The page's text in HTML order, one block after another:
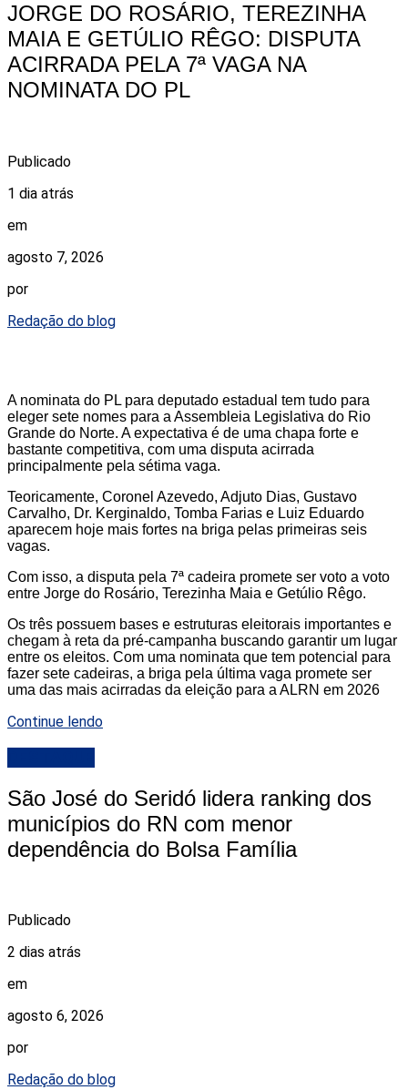
JORGE DO ROSÁRIO, TEREZINHA
MAIA E GETÚLIO RÊGO: DISPUTA
ACIRRADA PELA 7ª VAGA NA
NOMINATA DO PL
Publicado
1 dia atrás
em
agosto 7, 2026
por
Redação do blog
A nominata do PL para deputado estadual tem tudo para
eleger sete nomes para a Assembleia Legislativa do Rio
Grande do Norte. A expectativa é de uma chapa forte e
bastante competitiva, com uma disputa acirrada
principalmente pela sétima vaga.
Teoricamente, Coronel Azevedo, Adjuto Dias, Gustavo
Carvalho, Dr. Kerginaldo, Tomba Farias e Luiz Eduardo
aparecem hoje mais fortes na briga pelas primeiras seis
vagas.
Com isso, a disputa pela 7ª cadeira promete ser voto a voto
entre Jorge do Rosário, Terezinha Maia e Getúlio Rêgo.
Os três possuem bases e estruturas eleitorais importantes e
chegam à reta da pré-campanha buscando garantir um lugar
entre os eleitos. Com uma nominata que tem potencial para
fazer sete cadeiras, a briga pela última vaga promete ser
uma das mais acirradas da eleição para a ALRN em 2026
Continue lendo
São José do Seridó lidera ranking dos
municípios do RN com menor
dependência do Bolsa Família
Publicado
2 dias atrás
em
agosto 6, 2026
por
Redação do blog